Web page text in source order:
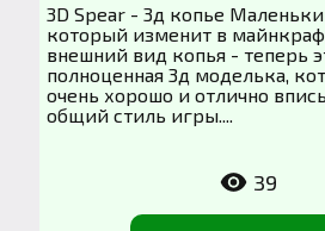
3D Spear - 3д копье
который изменит в
внешний вид копья - теперь
полноценная 3д моделька,
очень хорошо и отлично
общий стиль игры....
39